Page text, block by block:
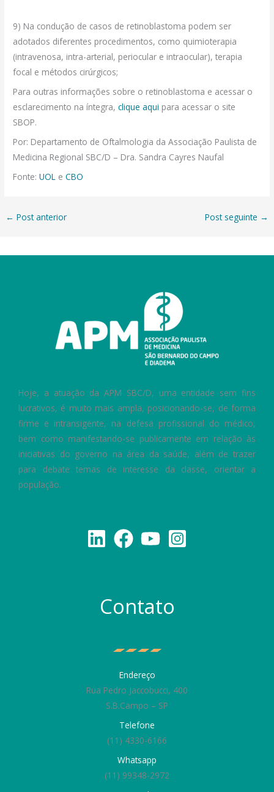
9) Na condução de casos de retinoblastoma podem ser
adotados diferentes procedimentos, como quimioterapia
(intravenosa, intra-arterial, periocular e intraocular), terapia
focal e métodos cirúrgicos;
Para outras informações sobre o retinoblastoma e acessar o
esclarecimento na íntegra,clique aqui para acessar o site
SBOP.
Por: Departamento de Oftalmologia da Associação Paulista de
Medicina Regional SBC/D – Dra. Sandra Cayres Naufal
Fonte:UOL eCBO
← Post anterior Post seguinte →
Hoje, a atuação da APM SBC/D, uma entidade sem fins
lucrativos, é muito mais ampla, posicionando-se, de forma
firme e intransigente, na defesa profissional do médico,
bem como manifestando-se publicamente em relação às
iniciativas do governo na área da saúde, além de trazer
para debate temas de interesse da classe, orientar a
população.
Contato
Endereço
Rua Pedro Jaccobucci, 400
S.B.Campo – SP
Telefone
(11) 4330-6166
Whatsapp
(11) 99348-2972